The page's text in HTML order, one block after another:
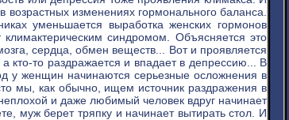
изменениях гормонального баланса.
уменьшается выработка женских гормонов
синдромом. Объясняется это
сердца, обмен веществ... Вот и проявляется
кто-то раздражается и впадает в депрессию... В
у женщин начинаются серьезные осложнения в
мы, как обычно, ищем источник раздражения в
и даже любимый человек вдруг начинает
муж берет тряпку и начинает вытирать стол. И